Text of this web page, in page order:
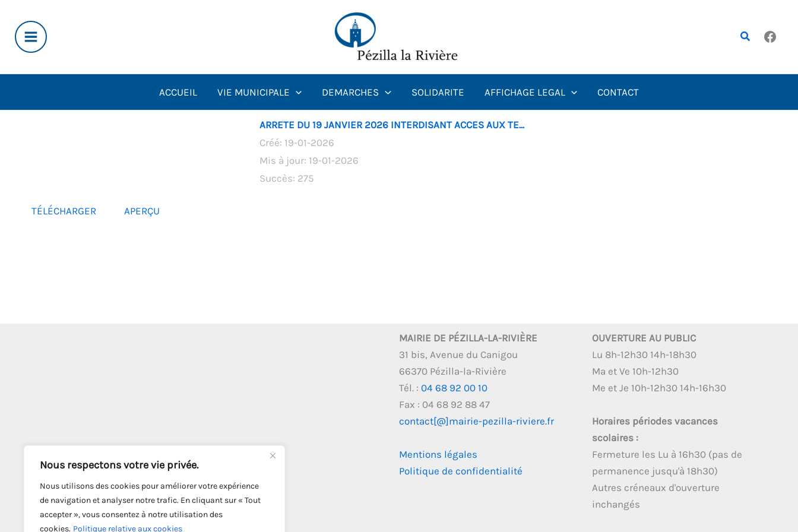
Nous respectons votre vie privée.
Nous utilisons des cookies pour améliorer votre expérience
de navigation et analyser notre trafic. En cliquant sur « Tout
accepter », vous consentez à notre utilisation des
cookies. Politique relative aux cookies
contenu
Rechercher
ACCUEIL VIE MUNICIPALE DEMARCHES SOLIDARITE AFFICHAGE LEGAL CONTACT
ARRETE DU 19 JANVIER 2026 INTERDISANT ACCES AUX TE...
Créé: 19-01-2026
Mis à jour: 19-01-2026
Succès: 275
TÉLÉCHARGER APERÇU
MAIRIE DE PÉZILLA-LA-RIVIÈRE
31 bis, Avenue du Canigou
66370 Pézilla-la-Rivière
Tél. : 04 68 92 00 10
Fax : 04 68 92 88 47
contact[@]mairie-pezilla-riviere.fr
Mentions légales
Politique de confidentialité
OUVERTURE AU PUBLIC
Lu 8h-12h30 14h-18h30
Ma et Ve 10h-12h30
Me et Je 10h-12h30 14h-16h30
Horaires périodes vacances
scolaires :
Fermeture les Lu à 16h30 (pas de
permanence jusqu'à 18h30)
Autres créneaux d'ouverture
inchangés